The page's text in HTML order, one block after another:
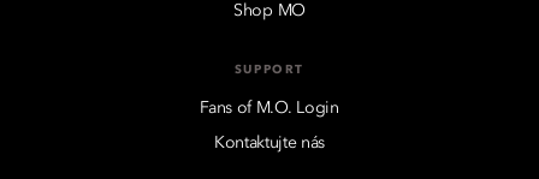
Shop MO
SUPPORT
Fans of M.O. Login
Kontaktujte nás